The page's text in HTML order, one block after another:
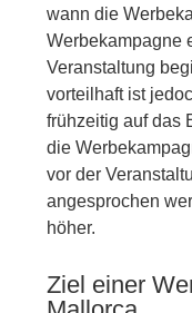
wann die
Werbekampagne
Veranstaltung
vorteilhaft ist
frühzeitig auf das
die
vor der
angesprochen
höher.
Ziel einer